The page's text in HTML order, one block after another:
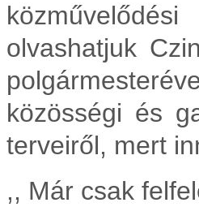
olvashatjuk
közösségi és
terveiről, mert
,, Már csak